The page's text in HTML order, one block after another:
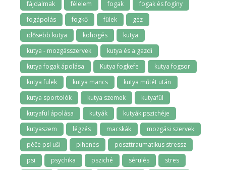
fájdalmak
félelem fogak
fogak és fogíny
fogápolás
fogkő fülek
géz
idősebb kutya
köhögés
kutya
kutya - mozgásszervek
kutya és a gazdi
kutya fogak ápolása
Kutya fogkefe
kutya fogsor
kutya fülek
kutya mancs
kutya műtét után
kutya sportolók
kutya szemek
kutyafül
kutyafül ápolása
kutyák
kutyák pszichéje
kutyaszem
légzés macskák
mozgási szervek
péče psí uši
pihenés
poszttraumatikus stressz
psi
psychika psziché sérülés
stres